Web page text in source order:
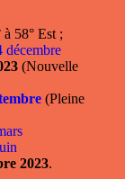
à 58° Est ;
décembre
(Nouvelle
(Pleine
2023.